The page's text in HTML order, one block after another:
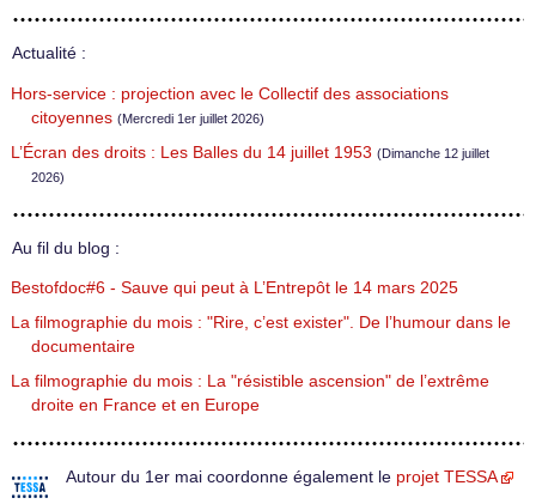
Actualité :
Hors-service : projection avec le Collectif des associations
citoyennes (Mercredi 1er juillet 2026)
L’Écran des droits : Les Balles du 14 juillet 1953 (Dimanche 12 juillet
2026)
Au fil du blog :
Bestofdoc#6 - Sauve qui peut à L’Entrepôt le 14 mars 2025
La filmographie du mois : "Rire, c’est exister". De l’humour dans le
documentaire
La filmographie du mois : La "résistible ascension" de l’extrême
droite en France et en Europe
Autour du 1er mai coordonne également le projet TESSA